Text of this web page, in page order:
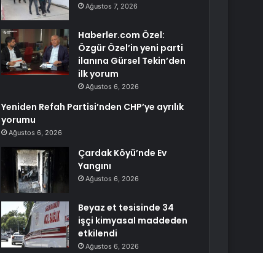
Ağustos 7, 2026
Haberler.com Özel:
Özgür Özel’in yeni parti
ilanına Gürsel Tekin’den
ilk yorum
Ağustos 6, 2026
Yeniden Refah Partisi’nden CHP’ye ayrılık
yorumu
Ağustos 6, 2026
Çardak Köyü’nde Ev
Yangını
Ağustos 6, 2026
Beyaz et tesisinde 34
işçi kimyasal maddeden
etkilendi
Ağustos 6, 2026